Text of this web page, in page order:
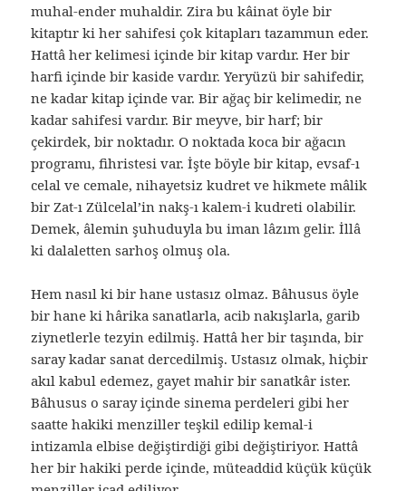
muhal-ender muhaldir. Zira bu kâinat öyle bir
kitaptır ki her sahifesi çok kitapları tazammun eder.
Hattâ her kelimesi içinde bir kitap vardır. Her bir
harfi içinde bir kaside vardır. Yeryüzü bir sahifedir,
ne kadar kitap içinde var. Bir ağaç bir kelimedir, ne
kadar sahifesi vardır. Bir meyve, bir harf; bir
çekirdek, bir noktadır. O noktada koca bir ağacın
programı, fihristesi var. İşte böyle bir kitap, evsaf-ı
celal ve cemale, nihayetsiz kudret ve hikmete mâlik
bir Zat-ı Zülcelal’in nakş-ı kalem-i kudreti olabilir.
Demek, âlemin şuhuduyla bu iman lâzım gelir. İllâ
ki dalaletten sarhoş olmuş ola.
Hem nasıl ki bir hane ustasız olmaz. Bâhusus öyle
bir hane ki hârika sanatlarla, acib nakışlarla, garib
ziynetlerle tezyin edilmiş. Hattâ her bir taşında, bir
saray kadar sanat dercedilmiş. Ustasız olmak, hiçbir
akıl kabul edemez, gayet mahir bir sanatkâr ister.
Bâhusus o saray içinde sinema perdeleri gibi her
saatte hakiki menziller teşkil edilip kemal-i
intizamla elbise değiştirdiği gibi değiştiriyor. Hattâ
her bir hakiki perde içinde, müteaddid küçük küçük